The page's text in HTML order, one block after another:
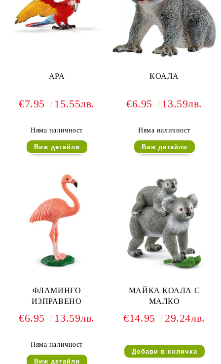
АРА
€7.95 15.55лв.
Няма наличност
Виж детайли
КОАЛА
€6.95 13.59лв.
Няма наличност
Виж детайли
ФЛАМИНГО
ИЗПРАВЕНО
€6.95 13.59лв.
Няма наличност
Виж детайли
МАЙКА КОАЛА С
МАЛКО
€14.95 29.24лв.